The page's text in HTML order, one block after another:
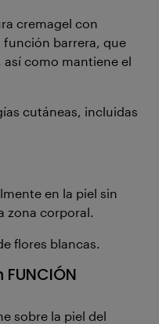
cremagel con
función barrera, que
así como mantiene el
cutáneas, incluidas
en la piel sin
zona corporal.
flores blancas.
FUNCIÓN
sobre la piel del